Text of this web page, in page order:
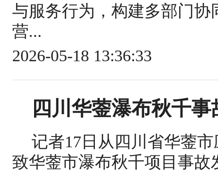
与服务行为，构建多部门
营...
2026-05-18 13:36:33
四川华蓥瀑布秋千
记者17日从四川省华蓥
致华蓥市瀑布秋千项目事